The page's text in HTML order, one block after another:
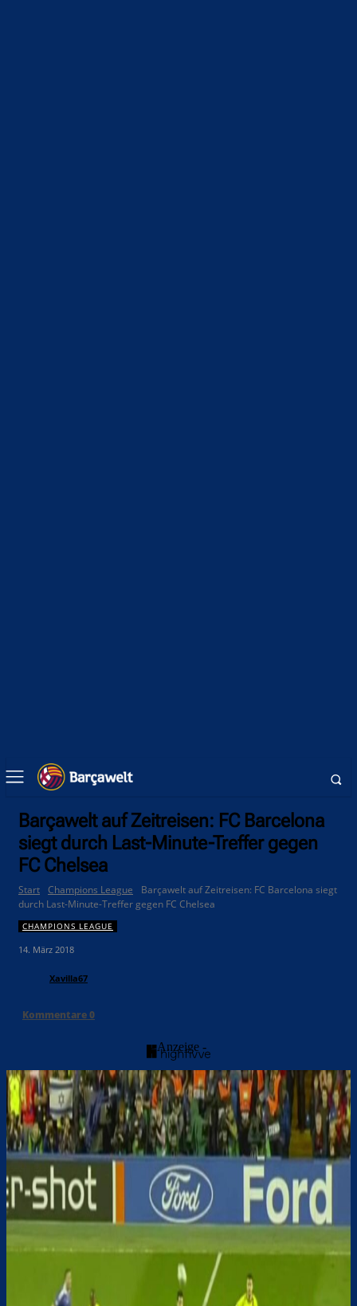
Barçawelt auf Zeitreisen: FC Barcelona
siegt durch Last-Minute-Treffer gegen
FC Chelsea
Start Champions League
Barçawelt auf Zeitreisen: FC Barcelona siegt
durch Last-Minute-Treffer gegen FC Chelsea
CHAMPIONS LEAGUE
14. März 2018
Xavilla67
Kommentare0
- Anzeige -